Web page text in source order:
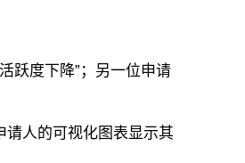
跃度下降”；另一位申请
人的可视化图表显示其